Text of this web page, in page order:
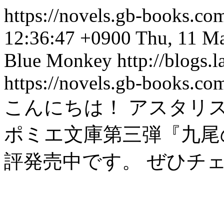
https://novels.gb-
12:36:47 +0900 Thu, 11
Blue Monkey http://
https://novels.gb-
こんにちは！ アスタリ
ポミエ文庫第三弾『九
評発売中です。 ぜひチ